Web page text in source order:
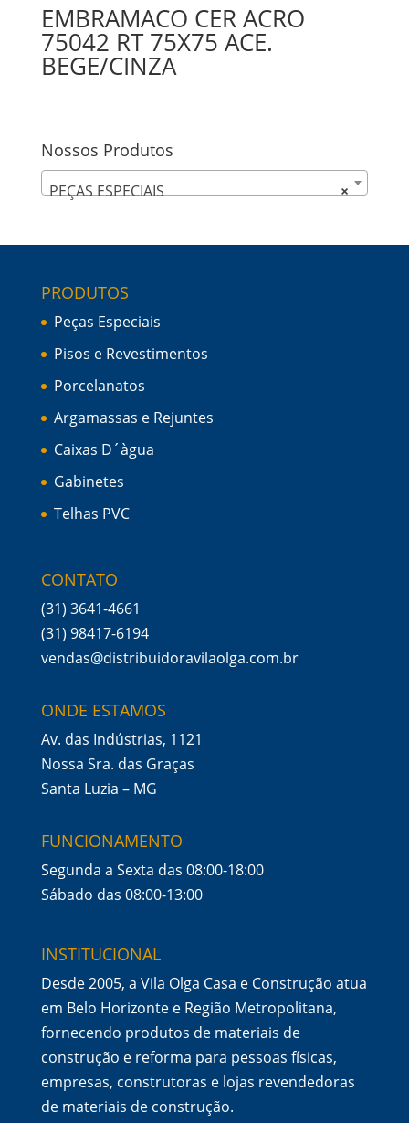
EMBRAMACO CER ACRO
75042 RT 75X75 ACE.
BEGE/CINZA
Nossos Produtos
×
PEÇAS ESPECIAIS
PRODUTOS
Peças Especiais
Pisos e Revestimentos
Porcelanatos
Argamassas e Rejuntes
Caixas D´àgua
Gabinetes
Telhas PVC
CONTATO
(31) 3641-4661
(31) 98417-6194
vendas@distribuidoravilaolga.com.br
ONDE ESTAMOS
Av. das Indústrias, 1121
Nossa Sra. das Graças
Santa Luzia – MG
FUNCIONAMENTO
Segunda a Sexta das 08:00-18:00
Sábado das 08:00-13:00
INSTITUCIONAL
Desde 2005, a Vila Olga Casa e Construção atua
em Belo Horizonte e Região Metropolitana,
fornecendo produtos de materiais de
construção e reforma para pessoas físicas,
empresas, construtoras e lojas revendedoras
de materiais de construção.